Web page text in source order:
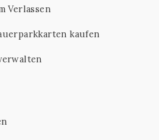
Verlassen
kaufen